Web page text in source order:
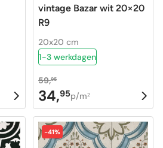
vintage Bazar wit 20×20
R9
20x20 cm
1-3 werkdagen
59,95
Oorspronkelijke
prijs
was:
59,95.
34,95
Huidige
prijs
is:
34,95.
p/m2
-41%